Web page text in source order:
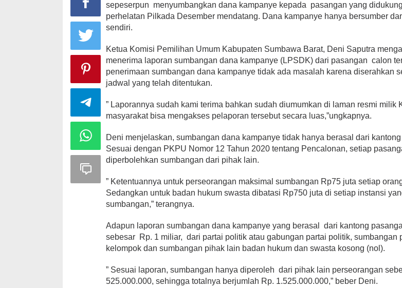
sepeserpun menyumbangkan dana kampanye kepada pasangan yang
perhelatan Pilkada Desember mendatang. Dana kampanye hanya bersumber
sendiri.
Ketua Komisi Pemilihan Umum Kabupaten Sumbawa Barat, Deni Saputra
menerima laporan sumbangan dana kampanye (LPSDK) dari pasangan calon
penerimaan sumbangan dana kampanye tidak ada masalah karena diserahkan
jadwal yang telah ditentukan.
” Laporannya sudah kami terima bahkan sudah diumumkan di laman resmi milik
masyarakat bisa mengakses pelaporan tersebut secara luas,”ungkapnya.
Deni menjelaskan, sumbangan dana kampanye tidak hanya berasal dari
Sesuai dengan PKPU Nomor 12 Tahun 2020 tentang Pencalonan, setiap
diperbolehkan sumbangan dari pihak lain.
” Ketentuannya untuk perseorangan maksimal sumbangan Rp75 juta setiap
Sedangkan untuk badan hukum swasta dibatasi Rp750 juta di setiap instansi
sumbangan,” terangnya.
Adapun laporan sumbangan dana kampanye yang berasal dari kantong
sebesar Rp. 1 miliar, dari partai politik atau gabungan partai politik, sumbangan
kelompok dan sumbangan pihak lain badan hukum dan swasta kosong (nol).
” Sesuai laporan, sumbangan hanya diperoleh dari pihak lain perseorangan
525.000.000, sehingga totalnya berjumlah Rp. 1.525.000.000,” beber Deni.